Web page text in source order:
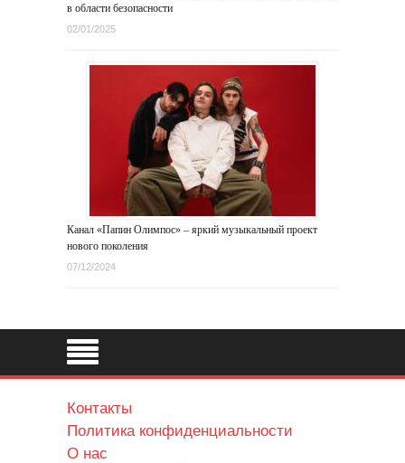
в области безопасности
02/01/2025
Канал «Папин Олимпос» – яркий музыкальный проект
нового поколения
07/12/2024
Контакты
Политика конфиденциальности
О нас